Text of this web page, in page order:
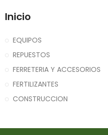
Inicio
EQUIPOS
REPUESTOS
FERRETERIA Y ACCESORIOS
FERTILIZANTES
CONSTRUCCION